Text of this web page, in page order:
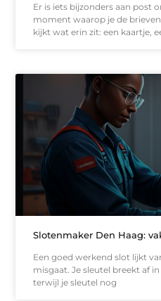
Er is iets bijzonders aan post
moment waarop je de
kijkt wat erin zit: een kaartje,
Slotenmaker Den Haag:
Een goed werkend slot lijkt
misgaat. Je sleutel breekt af
terwijl je sleutel nog